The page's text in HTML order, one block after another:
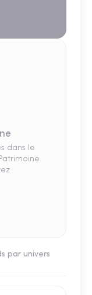
dans le
par univers